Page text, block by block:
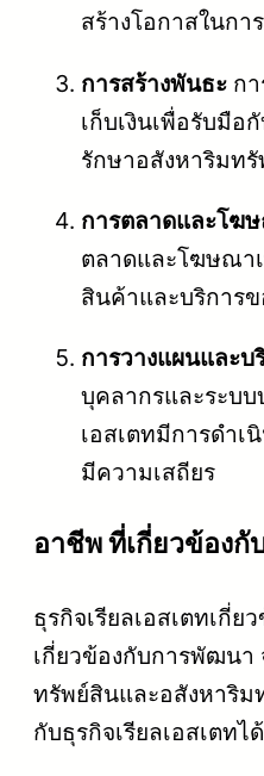
สร้างโอกาสในกา
การสร้างพันธะ ก
เก็บเงินเพื่อรับมือ
รักษาอสังหาริมทรั
การตลาดและโฆ
ตลาดและโฆษณา
สินค้าและบริการข
การวางแผนและบ
บุคลากรและระบบ
เอสเตทมีการดำเ
มีความเสถียร
อาชีพ ที่เกี่ยวข้องกั
ธุรกิจเรียลเอสเตทเกี่
เกี่ยวข้องกับการพัฒนา
ทรัพย์สินและอสังหาริม
กับธุรกิจเรียลเอสเตทไ